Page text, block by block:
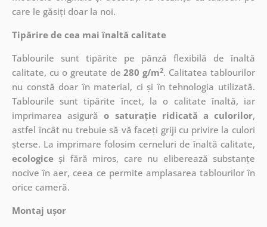
care le găsiți doar la noi.
Tipărire de cea mai înaltă calitate
Tablourile sunt tipărite pe pânză flexibilă de înaltă
calitate, cu o greutate de280 g/m2. Calitatea tablourilor
nu constă doar în material, ci și în tehnologia utilizată.
Tablourile sunt tipărite încet, la o calitate înaltă, iar
imprimarea asigurăo saturație ridicată a culorilor,
astfel încât nu trebuie să vă faceți griji cu privire la culori
șterse. La imprimare folosim cerneluri de înaltă calitate,
ecologiceși fără miros, care nu eliberează substanțe
nocive în aer, ceea ce permite amplasarea tablourilor în
orice cameră.
Montaj ușor